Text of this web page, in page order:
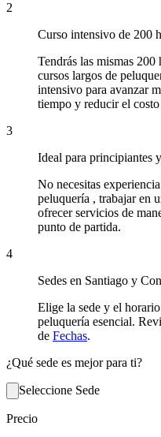
2
Curso intensivo de 200
Tendrás las mismas
cursos largos de
intensivo para avanzar
tiempo y reducir el
3
Ideal para principiantes
No necesitas
peluquería , trabajar en
ofrecer servicios de
punto de partida.
4
Sedes en Santiago y
Elige la sede y el
peluquería esencial.
de Fechas.
¿Qué sede es mejor para ti?
Seleccione Sede
Precio